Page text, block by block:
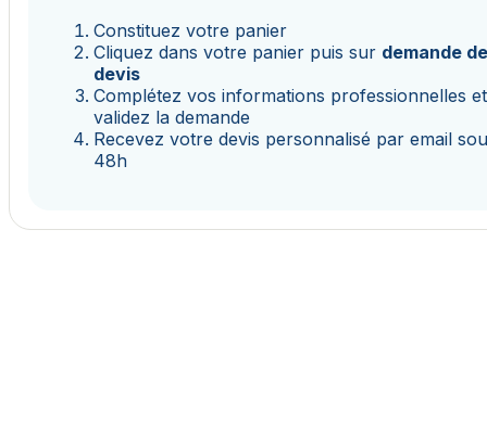
Constituez votre panier
Cliquez dans votre panier puis sur demande
devis
Complétez vos informations professionnelles et
validez la demande
Recevez votre devis personnalisé par email
48h